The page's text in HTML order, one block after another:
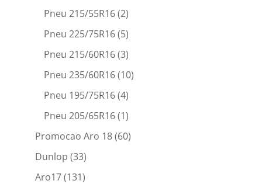
Pneu 215/55R16(2)
Pneu 225/75R16(5)
Pneu 215/60R16(3)
Pneu 235/60R16(10)
Pneu 195/75R16(4)
Pneu 205/65R16(1)
Promocao Aro 18(60)
Dunlop (33)
Aro17(131)